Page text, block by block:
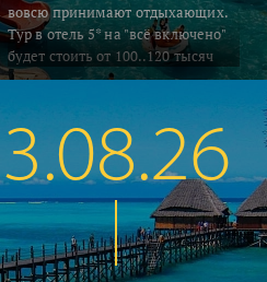
вовсю принимают отдыхающих.
Тур в отель 5* на "всё включено"
будет стоить от 100..120 тысяч
руб. на человека за неделю,
Погода летняя - воздух в это
время прогревается до 33..35°C, а
водичка в южных регионах
Алании и Сиде 26..28°C. В Кемере
на градус прохладнее... Поехали
на отдых!
3.08.26